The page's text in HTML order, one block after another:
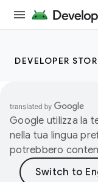
DEVELOPER
Google utilizza la
nella tua lingua
potrebbero